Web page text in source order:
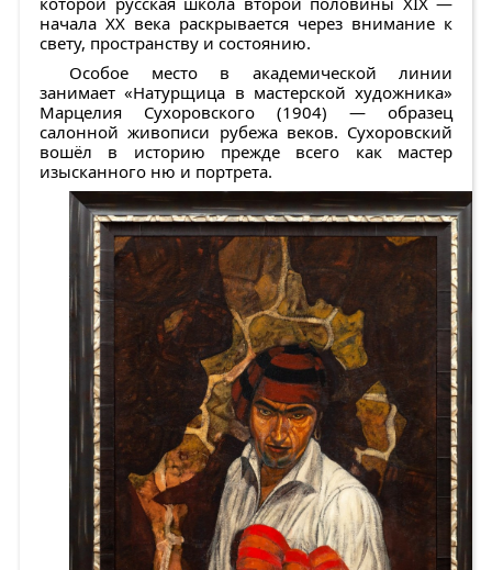
начала XX века раскрывается через внимание к
свету, пространству и состоянию.
Особое место в академической линии
занимает «Натурщица в мастерской художника»
Марцелия Сухоровского (1904) — образец
салонной живописи рубежа веков. Сухоровский
вошёл в историю прежде всего как мастер
изысканного ню и портрета.